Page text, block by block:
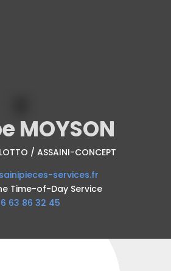
MOYSON
/ ASSAINI-CONCEPT
services.fr
Time-of-Day Service
63 86 32 45